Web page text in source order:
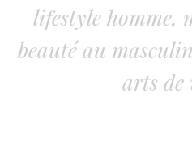
lifestyle homme,
beauté au
arts de